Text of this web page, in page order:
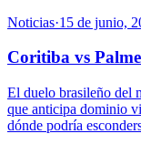
Noticias·15 de junio,
Coritiba vs
El duelo brasileño del
que anticipa dominio
dónde podría